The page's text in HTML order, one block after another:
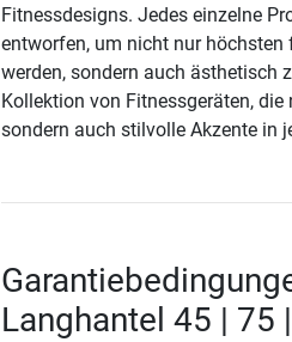
Fitnessdesigns. Jedes einzelne
entworfen, um nicht nur
werden, sondern auch ästhetisch
Kollektion von Fitnessgeräten,
sondern auch stilvolle Akzente in
Langhantel 45 | 75